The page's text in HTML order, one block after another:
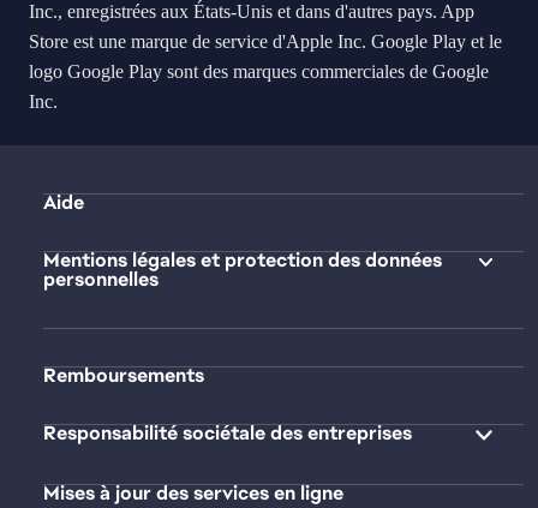
Inc., enregistrées aux États-Unis et dans d'autres pays. App
Store est une marque de service d'Apple Inc. Google Play et le
logo Google Play sont des marques commerciales de Google
Inc.
Aide
Mentions légales et protection des données
personnelles
Remboursements
Responsabilité sociétale des entreprises
Mises à jour des services en ligne